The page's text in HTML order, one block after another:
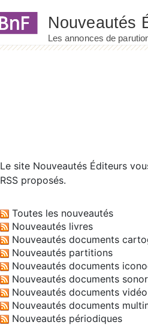
Le site Nouveautés Éditeurs
RSS proposés.
Toutes les nouveautés
Nouveautés livres
Nouveautés documents
Nouveautés partitions
Nouveautés documents
Nouveautés documents
Nouveautés documents vidéo
Nouveautés documents
Nouveautés périodiques